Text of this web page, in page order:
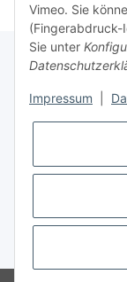
Informationen
Gesetzliche
* Alle Preise inkl.
Vimeo. Sie
(Fingerabdruck-
Sie unter
Impressum